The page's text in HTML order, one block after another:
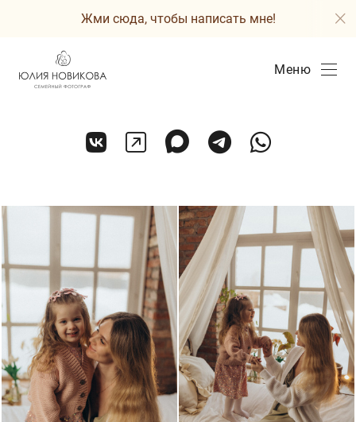
Жми сюда, чтобы написать мне!
Меню